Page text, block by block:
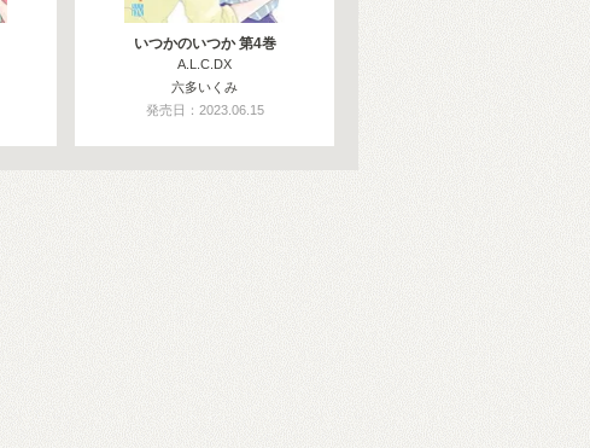
いつかのいつか 第4巻
A.L.C.DX
六多いくみ
発売日：2023.06.15